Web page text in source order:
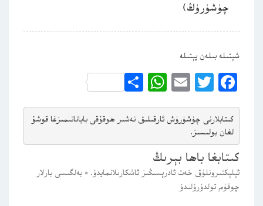
چۈشۈرۈڭ)
شېتىلە بىلەن پېتىلە
Facebook
Twitter
Email
WhatsApp
Share
كىتابلارنى چۈشۈرۈش ئارقىلىق نەشىر ھوقۇقى باياناتىمىزغا قوشۇ
لغان بولىسىز.
كىتابغا باھا بېرىڭ
ئېلېكتىرونلۇق خەت ئادرېسىڭىز ئاشكارىلانمايدۇ. * بەلگىسى بارلار
چوقۇم تولدۇرۇلىدۇ